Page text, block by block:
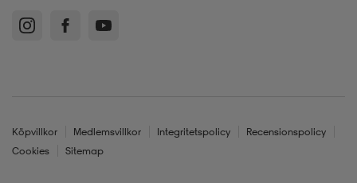
Köpvillkor Medlemsvillkor Integritetspolicy
Recensionspolicy
Cookies
Sitemap